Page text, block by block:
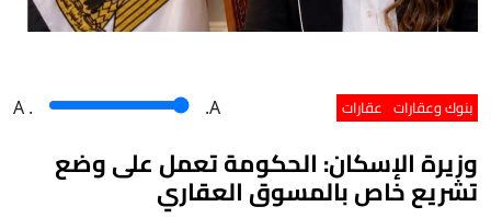
بنوك وعقارات عقارات A . .A
وزيرة الإسكان: الحكومة تعمل على وضع
تشريع خاص بالمسوق العقاري